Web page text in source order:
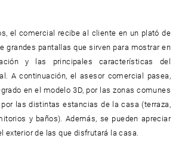
el comercial recibe al cliente en un plató de
grandes pantallas que sirven para mostrar en
y las principales características del
A continuación, el asesor comercial pasea,
en el modelo 3D, por las zonas comunes
las distintas estancias de la casa (terraza,
y baños). Además, se pueden apreciar
exterior de las que disfrutará la casa.